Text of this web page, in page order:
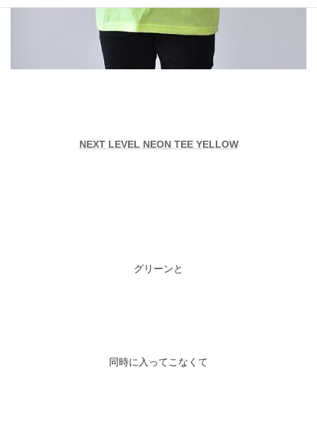
NEXT LEVEL NEON TEE YELLOW
グリーンと
同時に入ってこなくて